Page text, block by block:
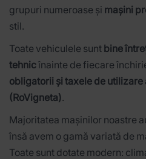
grupuri numeroase și mașini
stil.
Toate vehiculele sunt bine
tehnicînainte de fiecare
obligatorii și taxele de
(RoVigneta).
Majoritatea mașinilor noastre
însă avem o gamă variată de
Toate sunt dotate modern: